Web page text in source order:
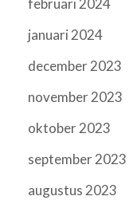
februari 2024
januari 2024
december 2023
november 2023
oktober 2023
september 2023
augustus 2023